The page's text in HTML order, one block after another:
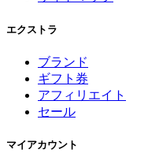
エクストラ
ブランド
ギフト券
アフィリエイト
セール
マイアカウント